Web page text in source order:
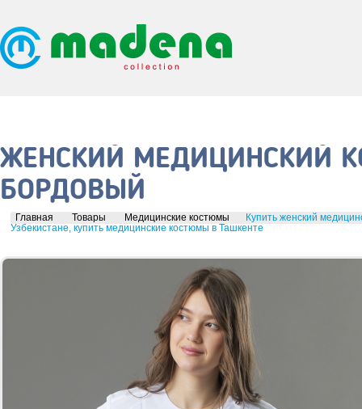
ЖЕНСКИЙ МЕДИЦИНСКИЙ
БОРДОВЫЙ
Главная Товары Медицинские костюмы
Купить женский
Узбекистане, купить медицинские костюмы в Ташкенте